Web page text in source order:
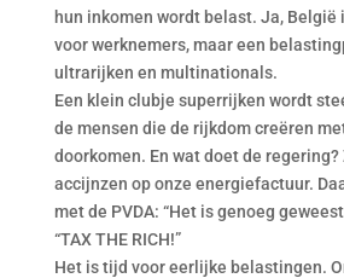
hun inkomen wordt belast. Ja, België
voor werknemers, maar een
ultrarijken en multinationals.
Een klein clubje superrijken wordt
de mensen die de rijkdom creëren
doorkomen. En wat doet de regering?
accijnzen op onze energiefactuur.
met de PVDA: “Het is genoeg
“TAX THE RICH!”
Het is tijd voor eerlijke belastingen.